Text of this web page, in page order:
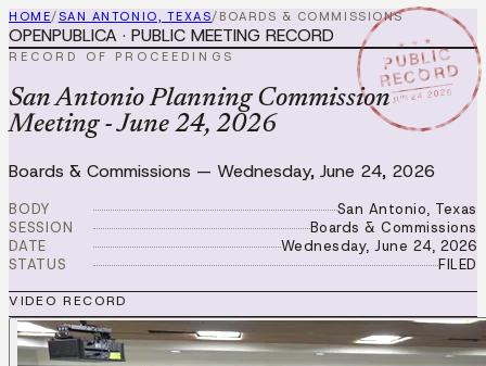
HOME/SAN ANTONIO, TEXAS/ BOARDS & COMMISSIONS
★ ★ ★
PUBLIC
RECORD
JUN 24 2026
OPENPUBLICA · PUBLIC MEETING RECORD
RECORD OF PROCEEDINGS
San Antonio Planning Commission
Meeting - June 24, 2026
Boards & Commissions — Wednesday, June 24, 2026
BODY
San Antonio, Texas
SESSION
Boards & Commissions
DATE
Wednesday, June 24, 2026
STATUS
FILED
VIDEO RECORD